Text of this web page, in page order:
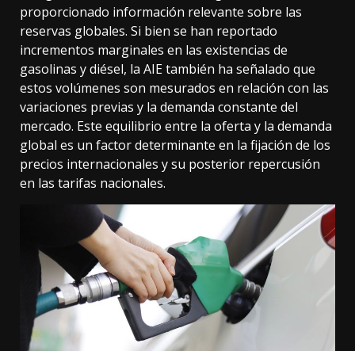
proporcionado información relevante sobre las
reservas globales. Si bien se han reportado
incrementos marginales en las existencias de
gasolinas y diésel, la AIE también ha señalado que
estos volúmenes son mesurados en relación con las
variaciones previas y la demanda constante del
mercado. Este equilibrio entre la oferta y la demanda
global es un factor determinante en la fijación de los
precios internacionales y su posterior repercusión
en las tarifas nacionales.